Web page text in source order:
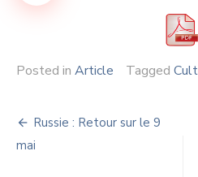
Posted in Article Tagged
Navigation
de
Russie : Retour sur le 9
mai